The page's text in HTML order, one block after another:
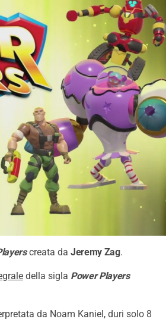
creata da Jeremy Zag.
della sigla Power Players
da Noam Kaniel, duri solo 8